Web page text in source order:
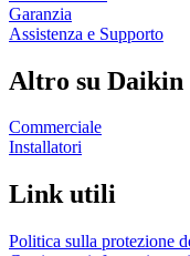
Garanzia
Assistenza e Supporto
Altro su Daikin
Commerciale
Installatori
Link utili
Politica sulla protezione